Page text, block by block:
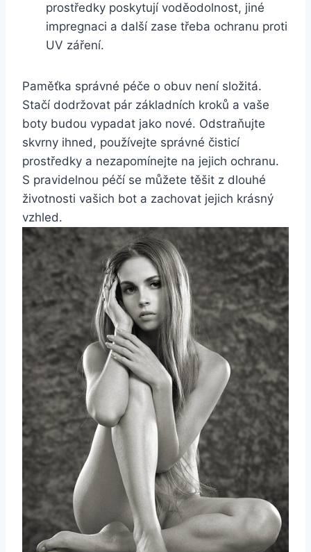
prostředky poskytují ​voděodolnost,⁣ jiné‍
impregnaci a další zase třeba​ ochranu proti⁤
UV záření.
Paměťka správné péče o obuv není složitá.
Stačí dodržovat pár základních kroků a vaše
boty budou vypadat jako nové. ⁣Odstraňujte​
skvrny ihned, ‌používejte správné čisticí
prostředky a nezapomínejte‍ na​ jejich ochranu.​
S ​pravidelnou péčí se ⁣můžete těšit z dlouhé
životnosti vašich bot a zachovat jejich ⁤krásný
vzhled.